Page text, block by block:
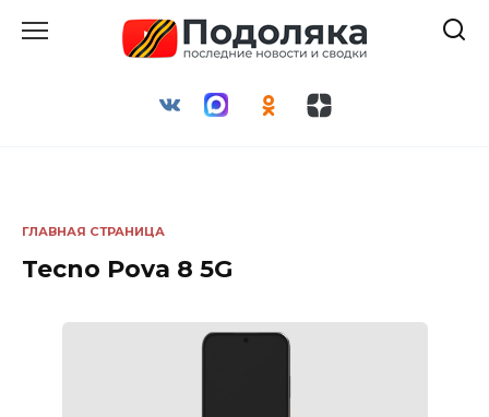
ГЛАВНАЯ СТРАНИЦА
Tecno Pova 8 5G